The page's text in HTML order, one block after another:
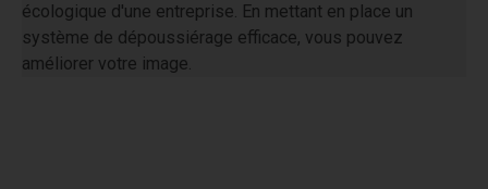
écologique d'une entreprise. En mettant en place un
système de dépoussiérage efficace, vous pouvez
améliorer votre image.